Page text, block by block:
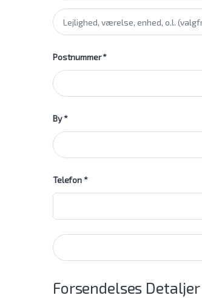
Lejlighed, værelse, o.l.
Postnummer*
By*
Telefon*
Forsendelses Detaljer